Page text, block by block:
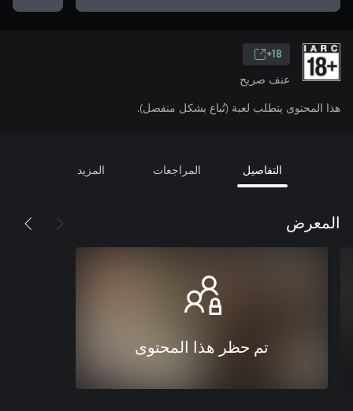
18+
عنف صريح
هذا المحتوى يتطلب لعبة (تُباع بشكل منفصل).
التفاصيل المراجعات المزيد
المعرض
تم حظر هذا المحتوى